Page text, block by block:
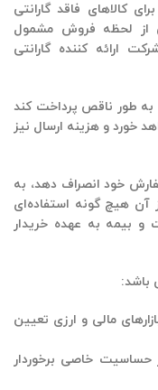
کالاهای فاقد گارانتی
از لحظه فروش مشمول
ارائه کننده گارانتی
به طور ناقص پرداخت کند
خورد و هزینه ارسال نیز
از سفارش خود انصراف دهد، به
آن هیچ گونه استفاده‌ای
بیمه به عهده خریدار
باشد:
مالی و ارزی تعیین
حساسیت خاصی برخوردار